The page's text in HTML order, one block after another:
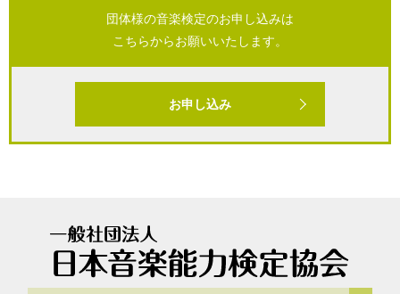
団体様の音楽検定のお申し込みは
こちらからお願いいたします。
お申し込み